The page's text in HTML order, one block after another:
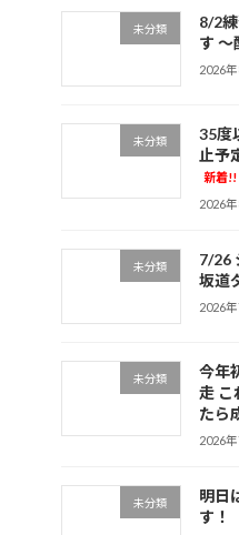
未分類
8/2
す ～
2026
未分類
35度
止予
新着!!
2026
未分類
7/26
坂道
2026
未分類
今年
走 こ
たら
2026
未分類
明日
す！